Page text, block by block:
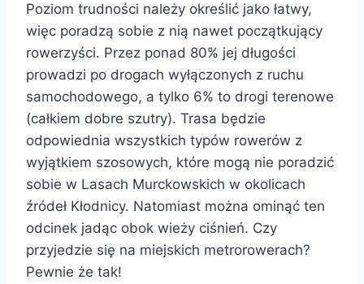
Poziom trudności należy określić jako łatwy,
więc poradzą sobie z nią nawet początkujący
rowerzyści. Przez ponad 80% jej długości
prowadzi po drogach wyłączonych z ruchu
samochodowego, a tylko 6% to drogi terenowe
(całkiem dobre szutry). Trasa będzie
odpowiednia wszystkich typów rowerów z
wyjątkiem szosowych, które mogą nie poradzić
sobie w Lasach Murckowskich w okolicach
źródeł Kłodnicy. Natomiast można ominąć ten
odcinek jadąc obok wieży ciśnień. Czy
przyjedzie się na miejskich metrorowerach?
Pewnie że tak!